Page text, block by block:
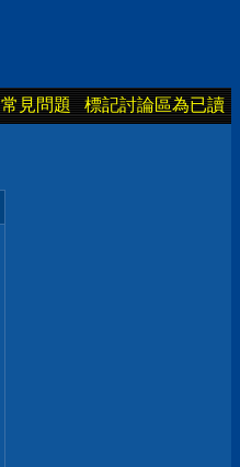
常見問題 標記討論區為已讀